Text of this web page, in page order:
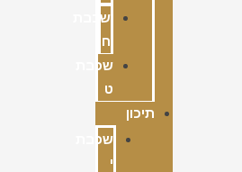
שכבת
ח
שכבת
ט
תיכון
שכבת
י